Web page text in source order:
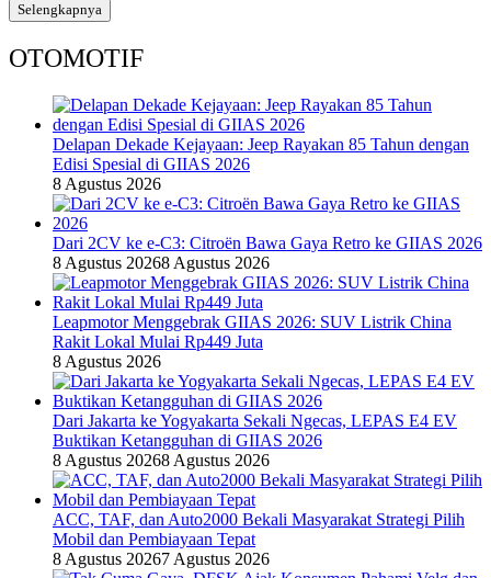
Selengkapnya
OTOMOTIF
Delapan Dekade Kejayaan: Jeep Rayakan 85 Tahun dengan
Edisi Spesial di GIIAS 2026
8 Agustus 2026
Dari 2CV ke e-C3: Citroën Bawa Gaya Retro ke GIIAS 2026
8 Agustus 20268 Agustus 2026
Leapmotor Menggebrak GIIAS 2026: SUV Listrik China
Rakit Lokal Mulai Rp449 Juta
8 Agustus 2026
Dari Jakarta ke Yogyakarta Sekali Ngecas, LEPAS E4 EV
Buktikan Ketangguhan di GIIAS 2026
8 Agustus 20268 Agustus 2026
ACC, TAF, dan Auto2000 Bekali Masyarakat Strategi Pilih
Mobil dan Pembiayaan Tepat
8 Agustus 20267 Agustus 2026